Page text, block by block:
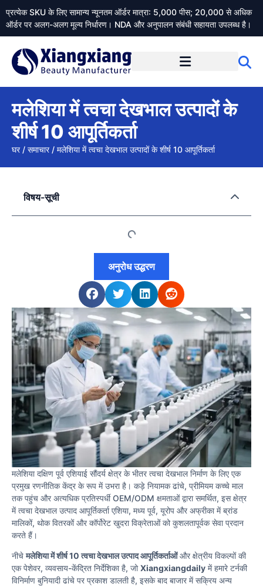
प्रत्येक SKU के लिए सामान्य न्यूनतम ऑर्डर मात्रा: 5,000 पीस; 20,000 से अधिक
ऑर्डर पर अलग-अलग मूल्य निर्धारण। NDA और अनुपालन संबंधी सहायता उपलब्ध है।
मलेशिया में त्वचा देखभाल उत्पादों के
शीर्ष 10 आपूर्तिकर्ता
घर/ समाचार/ मलेशिया में त्वचा देखभाल उत्पादों के शीर्ष 10 आपूर्तिकर्ता
मलेशिया दक्षिण पूर्व एशियाई सौंदर्य क्षेत्र के भीतर त्वचा देखभाल निर्माण के लिए एक
प्रमुख रणनीतिक केंद्र के रूप में उभरा है। कड़े नियामक ढांचे, प्रीमियम कच्चे माल
तक पहुंच और अत्यधिक प्रतिस्पर्धी OEM/ODM क्षमताओं द्वारा समर्थित, इस क्षेत्र
में त्वचा देखभाल उत्पाद आपूर्तिकर्ता एशिया, मध्य पूर्व, यूरोप और अफ्रीका में ब्रांड
मालिकों, थोक वितरकों और कॉर्पोरेट खुदरा विक्रेताओं को कुशलतापूर्वक सेवा प्रदान
करते हैं।
नीचेमलेशिया में शीर्ष 10 त्वचा देखभाल उत्पाद आपूर्तिकर्ताओंऔर क्षेत्रीय विकल्पों की
एक पेशेवर, व्यवसाय-केंद्रित निर्देशिका है, जोXiangxiangdaily में हमारे टर्नकी
विनिर्माण बुनियादी ढांचे पर प्रकाश डालती है, इसके बाद बाजार में सक्रिय अन्य
विषय-सूची
अनुरोध उद्धरण